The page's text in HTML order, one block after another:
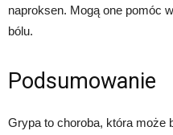
naproksen. Mogą one pomóc
bólu.
Podsumowanie
Grypa to choroba, która może